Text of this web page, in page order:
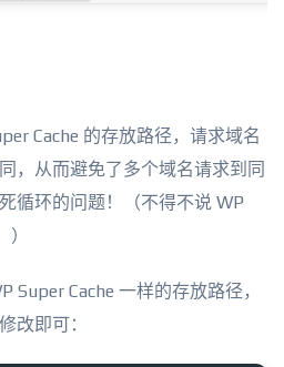
Cache 的存放路径，请求域名
，从而避免了多个域名请求到同
循环的问题！（不得不说 WP
Super Cache 一样的存放路径，
改即可：